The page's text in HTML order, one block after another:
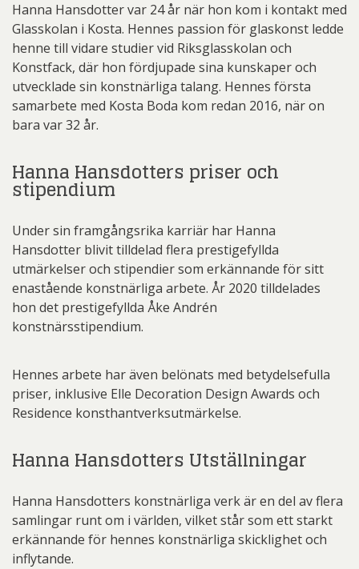
Hanna Hansdotter var 24 år när hon kom i kontakt med
Glasskolan i Kosta. Hennes passion för glaskonst ledde
henne till vidare studier vid Riksglasskolan och
Konstfack, där hon fördjupade sina kunskaper och
utvecklade sin konstnärliga talang. Hennes första
samarbete med Kosta Boda kom redan 2016, när on
bara var 32 år.
Hanna Hansdotters priser och
stipendium
Under sin framgångsrika karriär har Hanna
Hansdotter blivit tilldelad flera prestigefyllda
utmärkelser och stipendier som erkännande för sitt
enastående konstnärliga arbete. År 2020 tilldelades
hon det prestigefyllda Åke Andrén
konstnärsstipendium.
Hennes arbete har även belönats med betydelsefulla
priser, inklusive Elle Decoration Design Awards och
Residence konsthantverksutmärkelse.
Hanna Hansdotters Utställningar
Hanna Hansdotters konstnärliga verk är en del av flera
samlingar runt om i världen, vilket står som ett starkt
erkännande för hennes konstnärliga skicklighet och
inflytande.